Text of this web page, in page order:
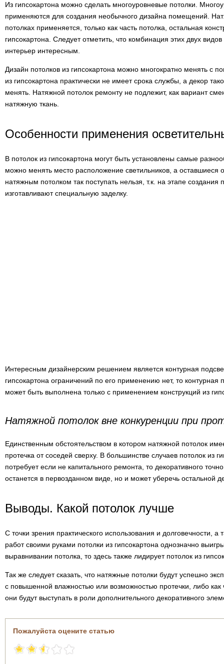
Из гипсокартона можно сделать многоуровневые потолки.
применяются для создания необычного дизайна помещений.
потолках применяется, только как часть потолка, остальная
гипсокартона. Следует отметить, что комбинация этих двух
интерьер интересным.
Дизайн потолков из гипсокартона можно многократно менять с
из гипсокартона практически не имеет срока службы, а декор
менять. Натяжной потолок ремонту не подлежит, как вариант
натяжную ткань.
Особенности применения
В потолок из гипсокартона могут быть установлены самые
можно менять место расположение светильников, а оставшиеся
натяжным потолком так поступать нельзя, т.к. на этапе создания
изготавливают специальную заделку.
Интересным дизайнерским решением является контурная
гипсокартона ограничений по его применению нет, то контурная
может быть выполнена только с применением конструкций из
Натяжной потолок вне конкуренции при
Единственным обстоятельством в котором натяжной потолок
протечка от соседей сверху. В большинстве случаев потолок из
потребует если не капитального ремонта, то декоративного
останется в первозданном виде, но и может уберечь остальной
Выводы. Какой потолок лучше
С точки зрения практического использования и долговечности,
работ своими руками потолки из гипсокартона однозначно
выравнивании потолка, то здесь также лидирует потолок из
Так же следует сказать, что натяжные потолки будут успешно
с повышенной влажностью или возможностью протечки, либо как
они будут выступать в роли дополнительного декоративного
Пожалуйста оцените статью